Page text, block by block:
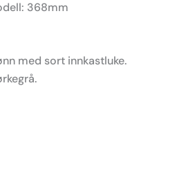
368mm
med sort innkastluke.